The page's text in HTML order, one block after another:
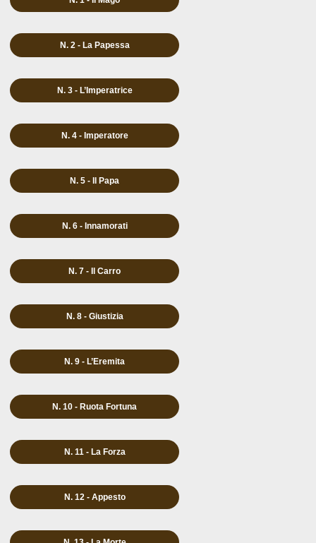
N. 2 - La Papessa
N. 3 - L’Imperatrice
N. 4 - Imperatore
N. 5 - Il Papa
N. 6 - Innamorati
N. 7 - Il Carro
N. 8 - Giustizia
N. 9 - L’Eremita
N. 10 - Ruota Fortuna
N. 11 - La Forza
N. 12 - Appesto